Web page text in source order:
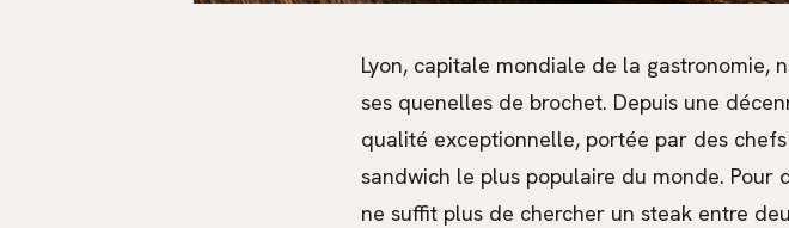
Lyon, capitale mondiale de la gastronomie,
ses quenelles de brochet. Depuis une
qualité exceptionnelle, portée par des
sandwich le plus populaire du monde. Pour
ne suffit plus de chercher un steak entre